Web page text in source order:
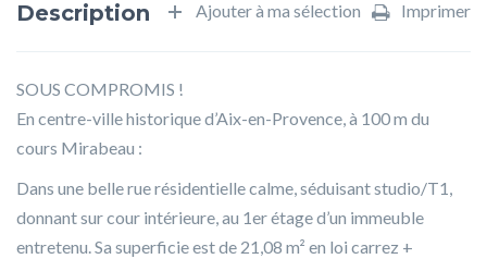
Description Imprimer
Ajouter à ma sélection
SOUS COMPROMIS !
En centre-ville historique d’Aix-en-Provence, à 100 m du
cours Mirabeau :
Dans une belle rue résidentielle calme, séduisant studio/T1,
donnant sur cour intérieure, au 1er étage d’un immeuble
entretenu. Sa superficie est de 21,08 m² en loi carrez +